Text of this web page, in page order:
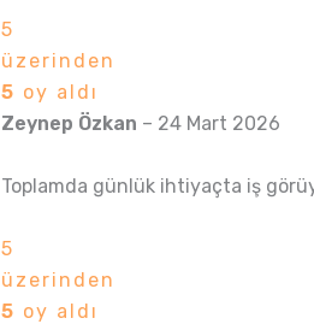
5
üzerinden
5 oy aldı
Zeynep Özkan – 24 Mart 2026
Toplamda günlük ihtiyaçta iş
5
üzerinden
5 oy aldı